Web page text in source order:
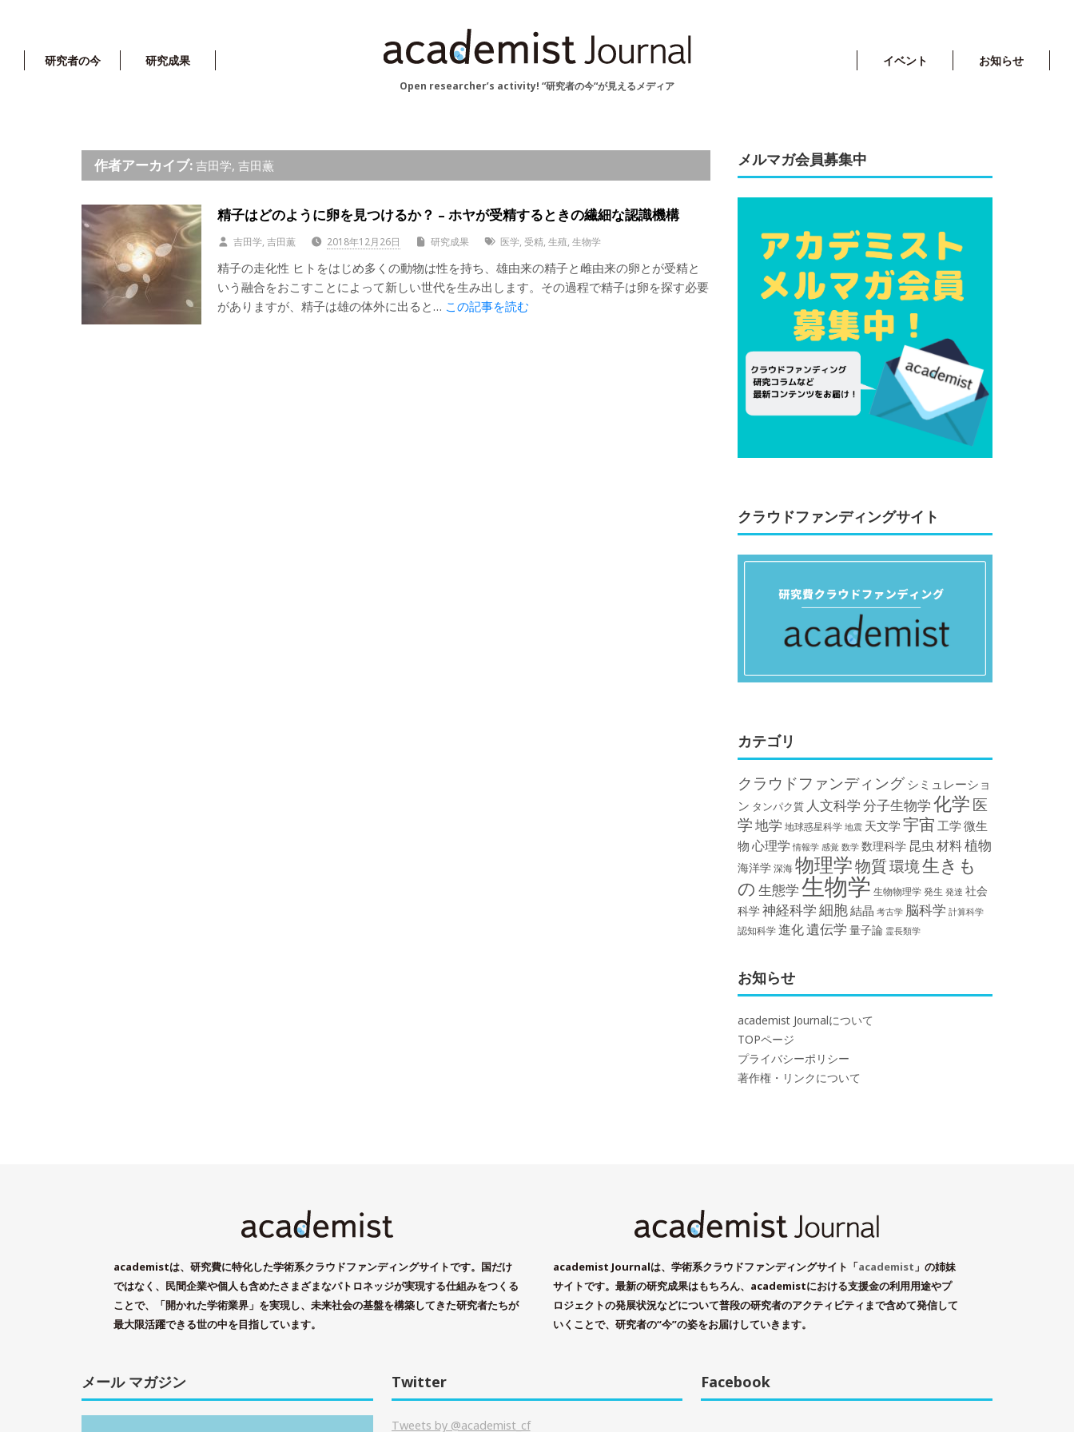
Open researcher’s activity! “研究者の今“が見えるメディア
研究者の今 研究成果 イベント お知らせ
作者アーカイブ: 吉田学, 吉田薫
精子はどのように卵を見つけるか？ – ホヤが受精するときの繊細な認識機構
吉田学, 吉田薫 2018年12月26日 研究成果 医学, 受精, 生殖, 生物学
精子の走化性 ヒトをはじめ多くの動物は性を持ち、雄由来の精子と雌由来の卵とが受精と
いう融合をおこすことによって新しい世代を生み出します。その過程で精子は卵を探す必要
がありますが、精子は雄の体外に出ると… この記事を読む
メルマガ会員募集中
クラウドファンディングサイト
カテゴリ
クラウドファンディングシミュレーショ
ン タンパク質 人文科学分子生物学化学医
学地学 地球惑星科学 地震 天文学 宇宙 工学 微生
物 心理学 情報学 感覚 数学 数理科学 昆虫材料植物
海洋学深海物理学物質環境生きも
の 生態学生物学 生物物理学発生 発達 社会
科学神経科学細胞結晶 考古学 脳科学 計算科学
認知科学進化遺伝学 量子論 霊長類学
お知らせ
academist Journalについて
TOPページ
プライバシーポリシー
著作権・リンクについて
academistは、研究費に特化した学術系クラウドファンディングサイトです。国だけ
ではなく、民間企業や個人も含めたさまざまなパトロネッジが実現する仕組みをつくる
ことで、「開かれた学術業界」を実現し、未来社会の基盤を構築してきた研究者たちが
最大限活躍できる世の中を目指しています。
academist Journalは、学術系クラウドファンディングサイト「academist 」の姉妹
サイトです。最新の研究成果はもちろん、academistにおける支援金の利用用途やプ
ロジェクトの発展状況などについて普段の研究者のアクティビティまで含めて発信して
いくことで、研究者の“今”の姿をお届けしていきます。
メール マガジン Twitter
Tweets by @academist_cf
Facebook